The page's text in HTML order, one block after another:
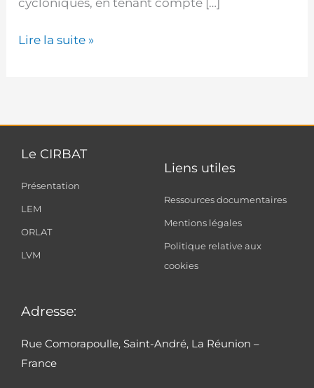
Lire la suite »
Le CIRBAT
Présentation
LEM
ORLAT
LVM
Liens utiles
Ressources documentaires
Mentions légales
Politique relative aux
cookies
Adresse:
Rue Comorapoulle, Saint-André, La Réunion –
France